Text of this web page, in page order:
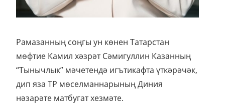
Рамазанның соңгы ун көнен Татарстан
мөфтие Камил хәзрәт Сәмигуллин Казанның
“Тынычлык” мәчетендә игътикафта үткәрәчәк,
дип яза ТР мөселманнарының Диния
нәзарәте матбугат хезмәте.